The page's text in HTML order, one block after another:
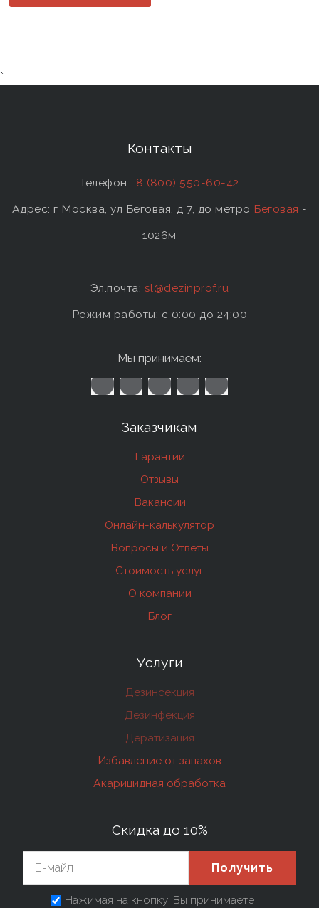
`
Контакты
Телефон: 8 (800) 550-60-42
Адрес: г Москва, ул Беговая, д 7, до метро Беговая -
1026м
Эл.почта: sl@dezinprof.ru
Режим работы: c 0:00 до 24:00
Мы принимаем:
Заказчикам
Гарантии
Отзывы
Вакансии
Онлайн-калькулятор
Вопросы и Ответы
Стоимость услуг
О компании
Блог
Услуги
Дезинсекция
Дезинфекция
Дератизация
Избавление от запахов
Акарицидная обработка
Скидка до 10%
Получить
Нажимая на кнопку, Вы принимаете